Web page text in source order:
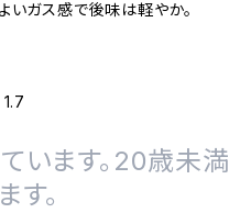
いガス感で後味は軽やか。
います。20歳未満
。